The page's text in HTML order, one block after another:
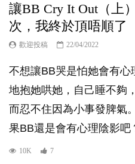
讓BB Cry It Out（上
次，我終於頂唔順了
歡迎投稿 22/04/2022
不想讓BB哭是怕她會有
地抱她哄她，自己睡不夠
而忍不住因為小事發脾氣
果BB還是會有心理陰影吧
10K 7